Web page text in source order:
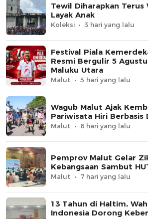
Tewil Diharapkan Terus
Layak Anak
Koleksi 3 hari yang lalu
Festival Piala
Resmi Bergulir 5
Maluku Utara
Malut 5 hari yang lalu
Wagub Malut Ajak
Pariwisata Hiri Berbasis
Malut 6 hari yang lalu
Pemprov Malut Gelar
Kebangsaan Sambut
Malut 7 hari yang lalu
13 Tahun di Haltim,
Indonesia Dorong